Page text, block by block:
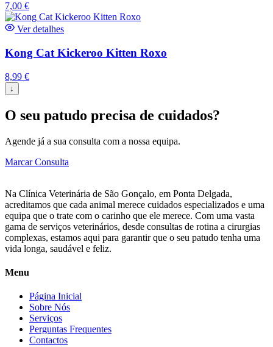
7,00 €
Ver detalhes
Kong Cat Kickeroo Kitten Roxo
8,99 €
↓
O seu patudo precisa de cuidados?
Agende já a sua consulta com a nossa equipa.
Marcar Consulta
Na Clínica Veterinária de São Gonçalo, em Ponta Delgada,
acreditamos que cada animal merece cuidados especializados e uma
equipa que o trate com o carinho que ele merece. Com uma vasta
gama de serviços veterinários, desde consultas de rotina a cirurgias
complexas, estamos aqui para garantir que o seu patudo tenha uma
vida longa, saudável e feliz.
Menu
Página Inicial
Sobre Nós
Serviços
Perguntas Frequentes
Contactos